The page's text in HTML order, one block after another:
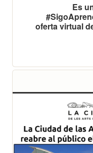
Es
oferta virtual